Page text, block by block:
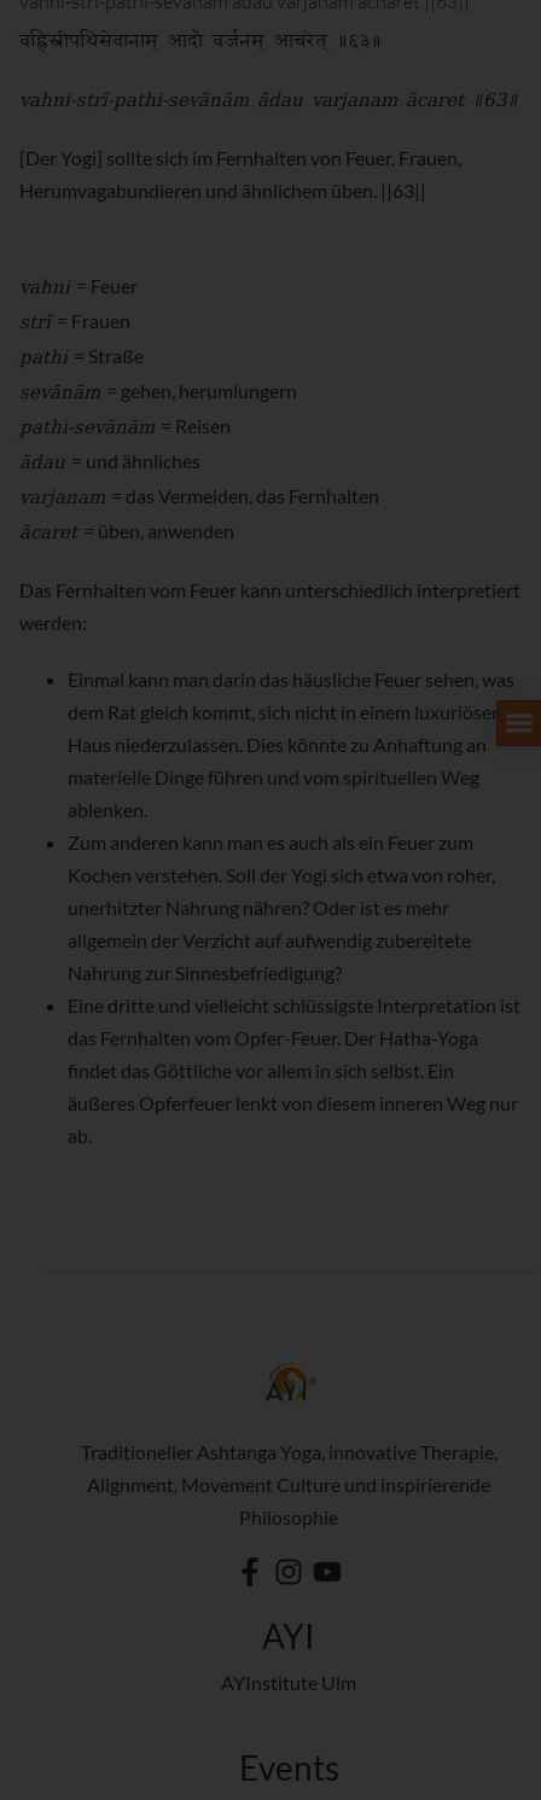
वह्निस्त्रीपथिसेवानाम् आदौ वर्जनम् आचरेत् ॥६३॥
vahni-strī-pathi-sevānām ādau varjanam ācaret ॥63॥
[Der Yogi] sollte sich im Fernhalten von Feuer, Frauen,
Herumvagabundieren und ähnlichem üben. ||63||
vahni = Feuer
strī = Frauen
pathi = Straße
sevānām = gehen, herumlungern
pathi-sevānām = Reisen
ādau = und ähnliches
varjanam = das Vermeiden, das Fernhalten
ācaret = üben, anwenden
Das Fernhalten vom Feuer kann unterschiedlich interpretiert
werden:
Einmal kann man darin das häusliche Feuer sehen, was
dem Rat gleich kommt, sich nicht in einem luxuriösen
Haus niederzulassen. Dies könnte zu Anhaftung an
materielle Dinge führen und vom spirituellen Weg
ablenken.
Zum anderen kann man es auch als ein Feuer zum
Kochen verstehen. Soll der Yogi sich etwa von roher,
unerhitzter Nahrung nähren? Oder ist es mehr
allgemein der Verzicht auf aufwendig zubereitete
Nahrung zur Sinnesbefriedigung?
Eine dritte und vielleicht schlüssigste Interpretation ist
das Fernhalten vom Opfer-Feuer. Der Hatha-Yoga
findet das Göttliche vor allem in sich selbst. Ein
äußeres Opferfeuer lenkt von diesem inneren Weg nur
ab.
Traditioneller Ashtanga Yoga, innovative Therapie,
Alignment, Movement Culture und inspirierende
Philosophie
AYI
AYInstitute Ulm
Events